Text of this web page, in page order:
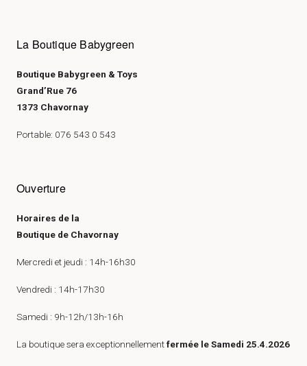
La Boutique Babygreen
Boutique Babygreen & Toys
Grand’Rue 76
1373 Chavornay
Portable: 076 543 0 543
Ouverture
Horaires de la
Boutique de Chavornay
Mercredi et jeudi : 14h-16h30
Vendredi : 14h-17h30
Samedi : 9h-12h/13h-16h
La boutique sera exceptionnellementfermée le Samedi 25.4.2026